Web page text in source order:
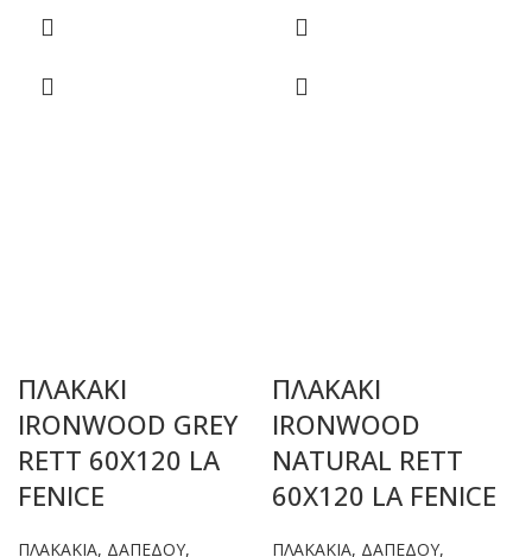
ΠΛΑΚΑΚΙ
IRONWOOD GREY
RETT 60X120 LA
FENICE
ΠΛΑΚΑΚΙΑ, ΔΑΠΕΔΟΥ,
ΠΛΑΚΑΚΙ
IRONWOOD
NATURAL RETT
60X120 LA FENICE
ΠΛΑΚΑΚΙΑ, ΔΑΠΕΔΟΥ,